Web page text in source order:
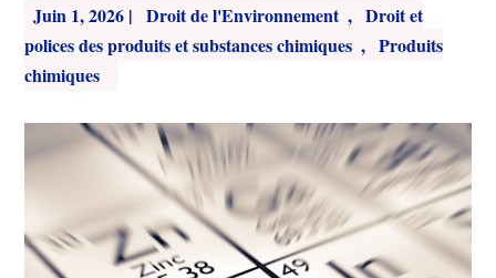
Juin 1, 2026 | Droit de l'Environnement , Droit et
polices des produits et substances chimiques , Produits
chimiques